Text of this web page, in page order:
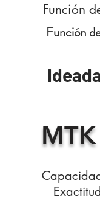
Función
Función